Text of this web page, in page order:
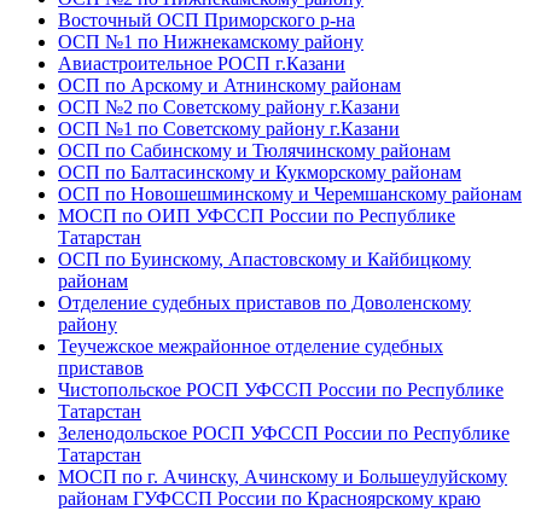
Восточный ОСП Приморского р-на
ОСП №1 по Нижнекамскому району
Авиастроительное РОСП г.Казани
ОСП по Арскому и Атнинскому районам
ОСП №2 по Советскому району г.Казани
ОСП №1 по Советскому району г.Казани
ОСП по Сабинскому и Тюлячинскому районам
ОСП по Балтасинскому и Кукморскому районам
ОСП по Новошешминскому и Черемшанскому районам
МОСП по ОИП УФССП России по Республике
Татарстан
ОСП по Буинскому, Апастовскому и Кайбицкому
районам
Отделение судебных приставов по Доволенскому
району
Теучежское межрайонное отделение судебных
приставов
Чистопольское РОСП УФССП России по Республике
Татарстан
Зеленодольское РОСП УФССП России по Республике
Татарстан
МОСП по г. Ачинску, Ачинскому и Большеулуйскому
районам ГУФССП России по Красноярскому краю